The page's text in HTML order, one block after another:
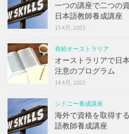
一つの講座で二つの
日本語教師養成講座
15 4月, 2023
有給オーストラリア
オーストラリアで日
注意のプログラム
14 4月, 2023
シドニー養成講座
海外で資格を取得す
語教師養成講座